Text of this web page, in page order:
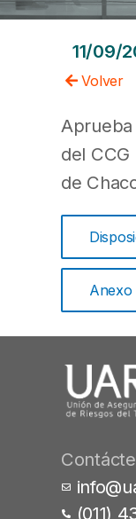
11/09/
Volver
Aprueba
del
de
Anexo
(011)